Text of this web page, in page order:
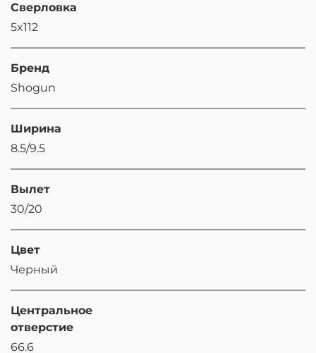
Сверловка
5x112
Бренд
Shogun
Ширина
8.5/9.5
Вылет
30/20
Цвет
Черный
Центральное
отверстие
66.6